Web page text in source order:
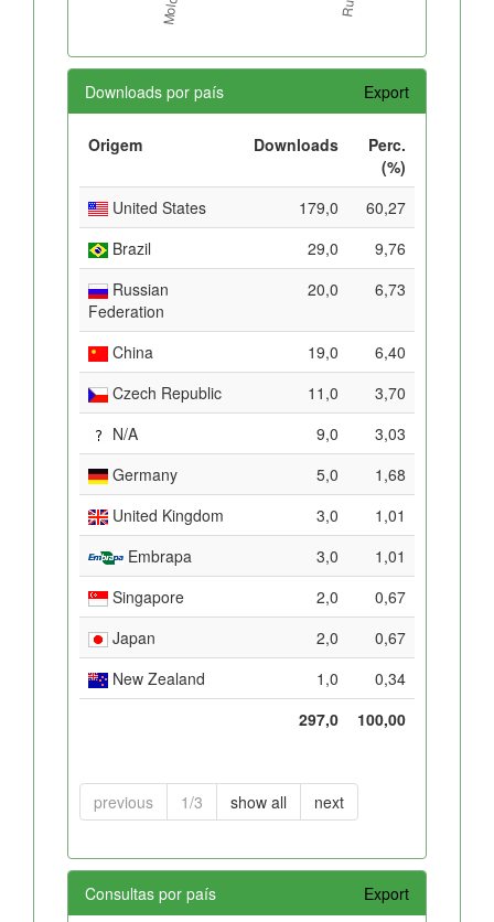
Downloads por país Export
Origem Downloads
Perc.
(%)
United States
179,0
60,27
Brazil
29,0
9,76
Russian
Federation
20,0 6,73
China 19,0
6,40
Czech Republic
11,0
3,70
N/A
9,0
3,03
Germany
5,0
1,68
United Kingdom
3,0
1,01
Embrapa
3,0
1,01
Singapore
2,0
0,67
Japan
2,0
0,67
New Zealand
1,0
0,34
297,0
100,00
previous 1/3 show all next
Consultas por país Export